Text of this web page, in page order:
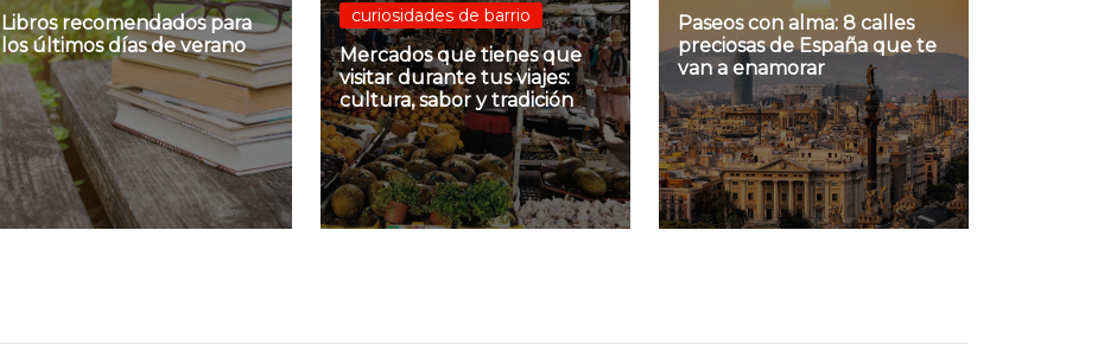
Libros recomendados para
los últimos días de verano
curiosidades de barrio
Mercados que tienes que
visitar durante tus viajes:
cultura, sabor y tradición
Paseos con alma: 8 calles
preciosas de España que te
van a enamorar